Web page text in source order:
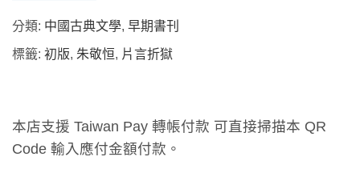
分類: 中國古典文學, 早期書刊
標籤: 初版, 朱敬恒, 片言折獄
本店支援 Taiwan Pay 轉帳付款 可直接掃描本 QR
Code 輸入應付金額付款。